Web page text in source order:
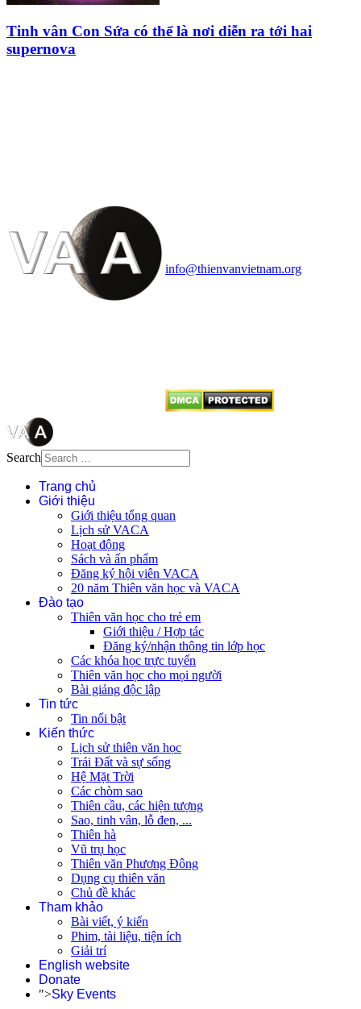
Tinh vân Con Sứa có thể là nơi diễn ra tới hai
supernova
info@thienvanvietnam.org
Search
Trang chủ
Giới thiệu
Giới thiệu tổng quan
Lịch sử VACA
Hoạt động
Sách và ấn phẩm
Đăng ký hội viên VACA
20 năm Thiên văn học và VACA
Đào tạo
Thiên văn học cho trẻ em
Giới thiệu / Hợp tác
Đăng ký/nhận thông tin lớp học
Các khóa học trực tuyến
Thiên văn học cho mọi người
Bài giảng độc lập
Tin tức
Tin nổi bật
Kiến thức
Lịch sử thiên văn học
Trái Đất và sự sống
Hệ Mặt Trời
Các chòm sao
Thiên cầu, các hiện tượng
Sao, tinh vân, lỗ đen, ...
Thiên hà
Vũ trụ học
Thiên văn Phương Đông
Dụng cụ thiên văn
Chủ đề khác
Tham khảo
Bài viết, ý kiến
Phim, tài liệu, tiện ích
Giải trí
English website
Donate
">Sky Events